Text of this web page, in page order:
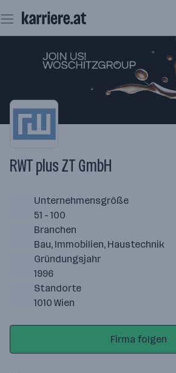
Seiteninhalt
springen
RWT plus ZT GmbH
Unternehmensgröße
51 - 100
Branchen
Bau, Immobilien, Haustechnik
Gründungsjahr
1996
Standorte
1010 Wien
Firma folgen